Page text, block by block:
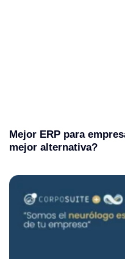
Mejor ERP para
mejor alternativa?